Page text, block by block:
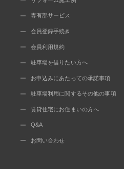
専有部サービス
会員登録手続き
会員利用規約
駐車場を借りたい方へ
お申込みにあたっての承諾事項
駐車場利用に関するその他の事項
賃貸住宅にお住まいの方へ
Q&A
お問い合わせ